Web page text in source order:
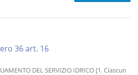
36 art. 16
DEL SERVIZIO IDRICO [1. Ciascun